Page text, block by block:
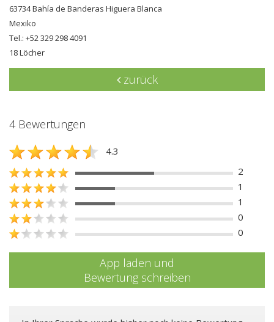
63734 Bahía de Banderas Higuera Blanca
Mexiko
Tel.: +52 329 298 4091
18 Löcher
zurück
4 Bewertungen
4.3
2
1
1
0
0
App laden und
Bewertung schreiben